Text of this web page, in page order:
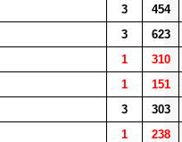
3
454
3
623
1
310
1
151
3
303
1
238